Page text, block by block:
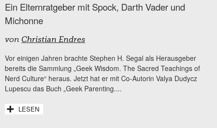
Ein Elternratgeber mit Spock, Darth Vader und
Michonne
von Christian Endres
Vor einigen Jahren brachte Stephen H. Segal als Herausgeber
bereits die Sammlung „Geek Wisdom. The Sacred Teachings of
Nerd Culture“ heraus. Jetzt hat er mit Co-Autorin Valya Dudycz
Lupescu das Buch „Geek Parenting....
LESEN